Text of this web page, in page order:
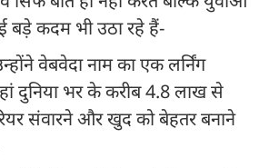
बड़े कदम भी उठा रहे हैं-
वेबवेदा नाम का एक लर्निंग
दुनिया भर के करीब 4.8 लाख से
संवारने और खुद को बेहतर बनाने